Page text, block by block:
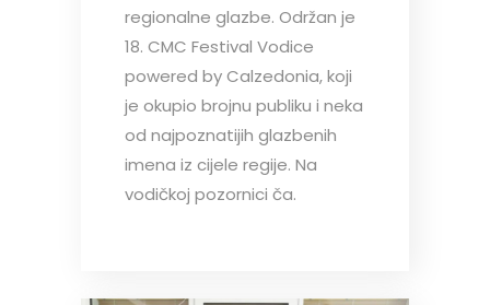
regionalne glazbe. Održan je
18. CMC Festival Vodice
powered by Calzedonia, koji
je okupio brojnu publiku i neka
od najpoznatijih glazbenih
imena iz cijele regije. Na
vodičkoj pozornici ča.